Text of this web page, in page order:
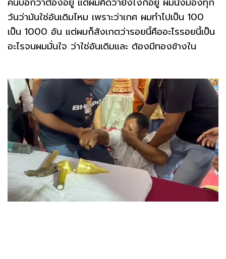
วันว่ามันใช่อันเดิมไหม เพราะว่าเกศ ผมทำไปเป็น 100
เป็น 1000 อัน แต่ผมก็สังเกตว่ารอยนี้คืออะไรรอยนี้เป็น
อะไรจนผมมั่นใจ ว่าใช่อันเดิมและ ต้องมีทองข้างใน